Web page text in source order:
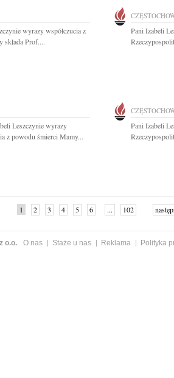
wyrazy współczucia z
składa Prof....
Pani Izabeli
Leszczynie wyrazy
z powodu śmierci Mamy...
Pani Izabeli
1 2 3 4 5 6 ... 102
o.o. O nas Staże u nas Reklama
Polityka